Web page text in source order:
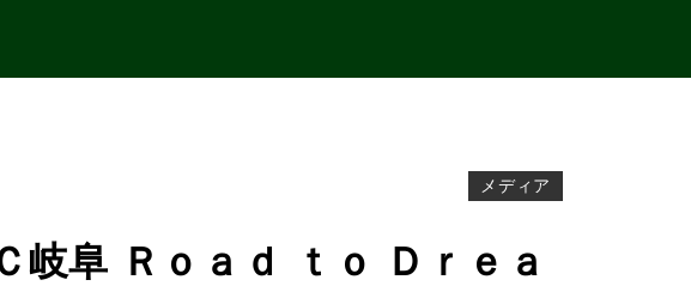
メディア
岐阜 Ｒｏａｄ ｔｏ Ｄｒｅａ